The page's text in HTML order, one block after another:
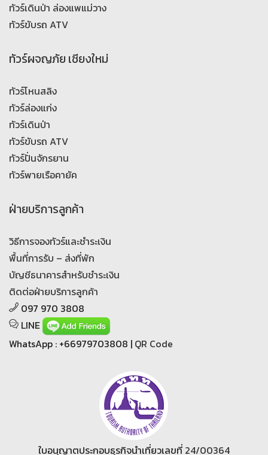
ทัวร์เดินป่า ล่องแพแม่วาง
ทัวร์ขับรถ ATV
ทัวร์ผจญภัย เชียงใหม่
ทัวร์โหนสลิง
ทัวร์ล่องแก่ง
ทัวร์เดินป่า
ทัวร์ขับรถ ATV
ทัวร์ปั่นจักรยาน
ทัวร์พายเรือคายัค
ฝ่ายบริการลูกค้า
วิธีการจองทัวร์และชำระเงิน
พื้นที่การรับ – ส่งที่พัก
บัญชีธนาคารสำหรับชำระเงิน
ติดต่อฝ่ายบริการลูกค้า
097 970 3808
LINE
WhatsApp : +66979703808 | QR Code
ใบอนุญาตประกอบธุรกิจนำเที่ยวเลขที่ 24/00364